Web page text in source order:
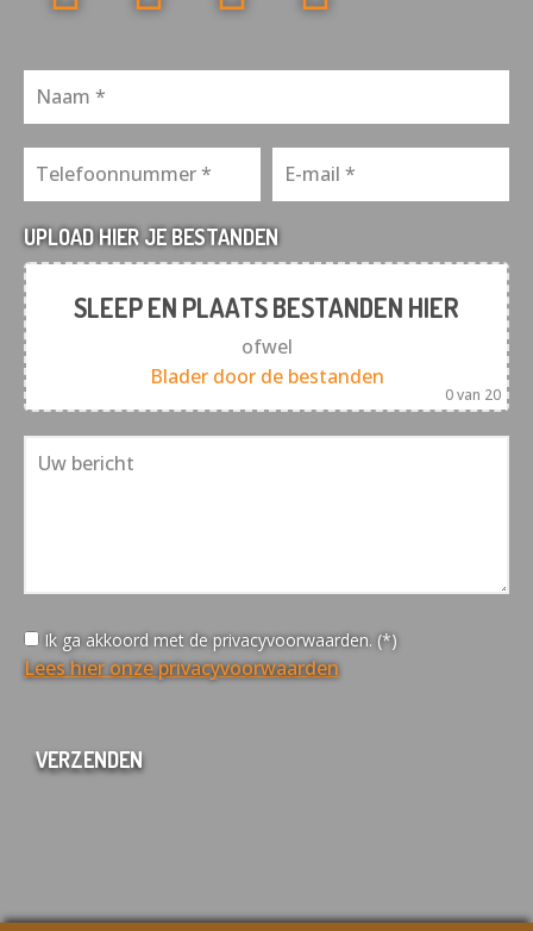
UPLOAD HIER JE BESTANDEN
SLEEP EN PLAATS BESTANDEN HIER
ofwel
Blader door de bestanden
0van 20
Ik ga akkoord met de privacyvoorwaarden. (*)
Lees hier onze privacyvoorwaarden